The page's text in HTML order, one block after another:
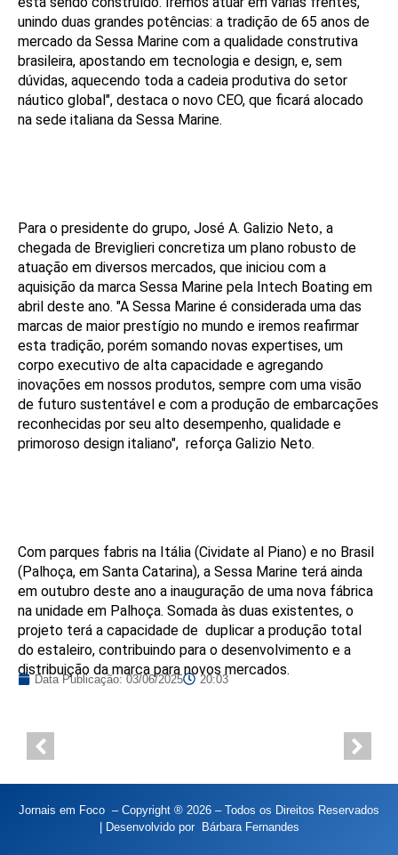
unindo duas grandes potências: a tradição de 65 anos de
mercado da Sessa Marine com a qualidade construtiva
brasileira, apostando em tecnologia e design, e, sem
dúvidas, aquecendo toda a cadeia produtiva do setor
náutico global", destaca o novo CEO, que ficará alocado
na sede italiana da Sessa Marine.
Para o presidente do grupo, José A. Galizio Neto, a
chegada de Breviglieri concretiza um plano robusto de
atuação em diversos mercados, que iniciou com a
aquisição da marca Sessa Marine pela Intech Boating em
abril deste ano. "A Sessa Marine é considerada uma das
marcas de maior prestígio no mundo e iremos reafirmar
esta tradição, porém somando novas expertises, um
corpo executivo de alta capacidade e agregando
inovações em nossos produtos, sempre com uma visão
de futuro sustentável e com a produção de embarcações
reconhecidas por seu alto desempenho, qualidade e
primoroso design italiano", reforça Galizio Neto.
Com parques fabris na Itália (Cividate al Piano) e no Brasil
(Palhoça, em Santa Catarina), a Sessa Marine terá ainda
em outubro deste ano a inauguração de uma nova fábrica
na unidade em Palhoça. Somada às duas existentes, o
projeto terá a capacidade de duplicar a produção total
do estaleiro, contribuindo para o desenvolvimento e a
distribuição da marca para novos mercados.
Data Publicação: 03/06/2025 20:03
Jornais em Foco – Copyright ® 2026 – Todos os Direitos Reservados
| Desenvolvido por
Bárbara Fernandes